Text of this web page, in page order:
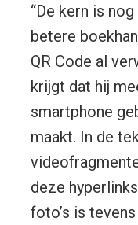
“De kern is
betere
QR Code al
krijgt dat hij
smartphone
maakt. In de
deze
foto’s is